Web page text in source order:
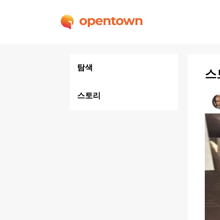
탐색
스토리
스